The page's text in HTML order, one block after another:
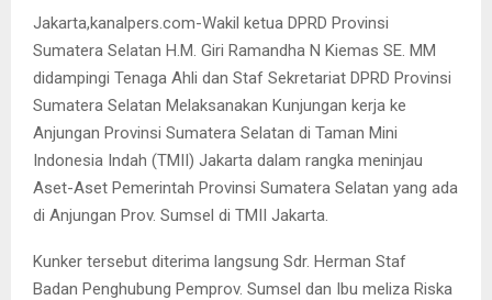
Jakarta,kanalpers.com-Wakil ketua DPRD Provinsi
Sumatera Selatan H.M. Giri Ramandha N Kiemas SE. MM
didampingi Tenaga Ahli dan Staf Sekretariat DPRD Provinsi
Sumatera Selatan Melaksanakan Kunjungan kerja ke
Anjungan Provinsi Sumatera Selatan di Taman Mini
Indonesia Indah (TMII) Jakarta dalam rangka meninjau
Aset-Aset Pemerintah Provinsi Sumatera Selatan yang ada
di Anjungan Prov. Sumsel di TMII Jakarta.
Kunker tersebut diterima langsung Sdr. Herman Staf
Badan Penghubung Pemprov. Sumsel dan Ibu meliza Riska